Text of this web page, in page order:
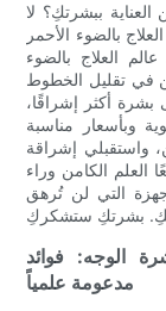
ببشرتكِ؟ لا
بالضوء الأحمر
العلاج بالضوء
في تقليل الخطوط
بشرة أكثر إشراقًا،
وبأسعار مناسبة
واستقبلي إشراقة
الكامن وراء
التي لن تُرهق
الوجه: فوائد
مدعومة علمياً